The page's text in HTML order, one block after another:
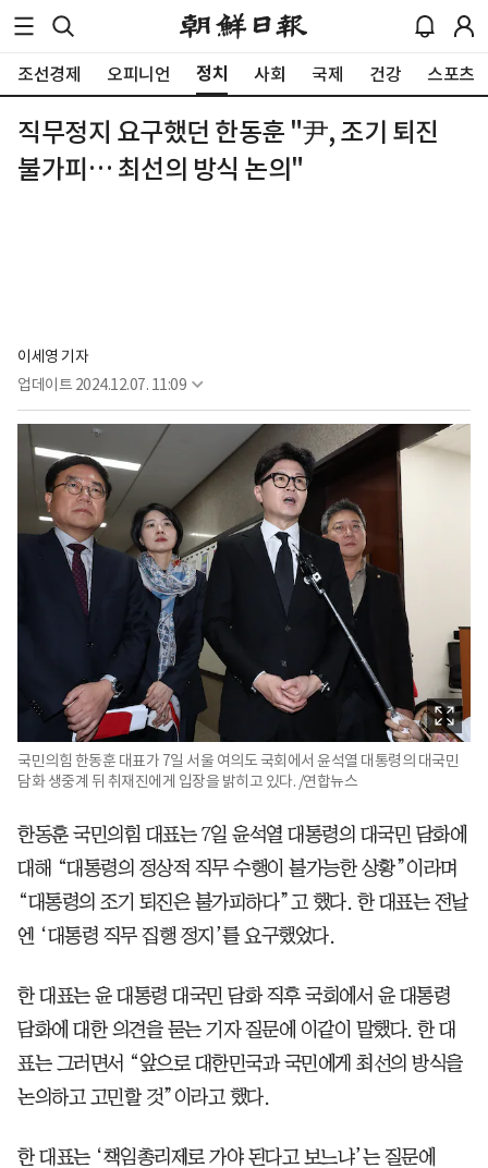
조선경제 오피니언 정치 사회 국제 건강 스포츠
직무정지 요구했던 한동훈 "尹, 조기 퇴진
불가피… 최선의 방식 논의"
이세영 기자
업데이트 2024.12.07. 11:09
국민의힘 한동훈 대표가 7일 서울 여의도 국회에서 윤석열 대통령의 대국민
담화 생중계 뒤 취재진에게 입장을 밝히고 있다. /연합뉴스
한동훈 국민의힘 대표는 7일 윤석열 대통령의 대국민 담화에
대해 “대통령의 정상적 직무 수행이 불가능한 상황”이라며
“대통령의 조기 퇴진은 불가피하다”고 했다. 한 대표는 전날
엔 ‘대통령 직무 집행 정지’를 요구했었다.
한 대표는 윤 대통령 대국민 담화 직후 국회에서 윤 대통령
담화에 대한 의견을 묻는 기자 질문에 이같이 말했다. 한 대
표는 그러면서 “앞으로 대한민국과 국민에게 최선의 방식을
논의하고 고민할 것”이라고 했다.
한 대표는 ‘책임총리제로 가야 된다고 보느냐’는 질문에